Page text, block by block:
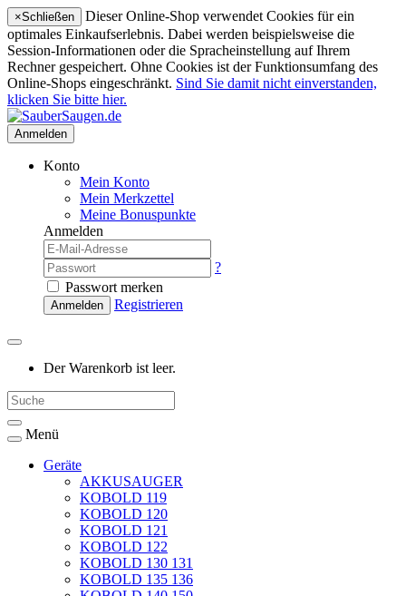
×Schließen
Dieser Online-Shop verwendet Cookies für ein
optimales Einkaufserlebnis. Dabei werden beispielsweise die
Session-Informationen oder die Spracheinstellung auf Ihrem
Rechner gespeichert. Ohne Cookies ist der Funktionsumfang des
Online-Shops eingeschränkt. Sind Sie damit nicht einverstanden,
klicken Sie bitte hier.
Anmelden
Konto
Mein Konto
Mein Merkzettel
Meine Bonuspunkte
Anmelden
?
Passwort merken
Anmelden Registrieren
Der Warenkorb ist leer.
Menü
Geräte
AKKUSAUGER
KOBOLD 119
KOBOLD 120
KOBOLD 121
KOBOLD 122
KOBOLD 130 131
KOBOLD 135 136